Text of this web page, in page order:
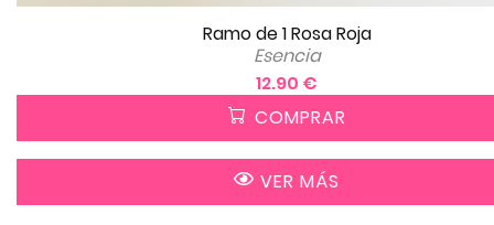
Ramo de 1 Rosa Roja
Esencia
12.90 €
COMPRAR
VER MÁS